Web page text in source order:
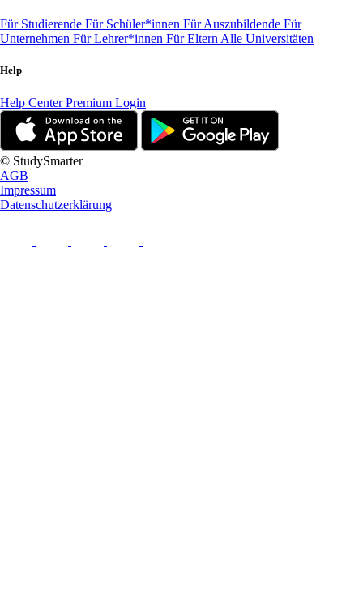
Für Studierende Für Schüler*innen Für Auszubildende Für
Unternehmen Für Lehrer*innen Für Eltern Alle Universitäten
Help
Help CenterPremium Login
© StudySmarter
AGB
Impressum
Datenschutzerklärung